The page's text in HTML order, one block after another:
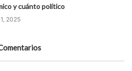
y cuánto político
2025